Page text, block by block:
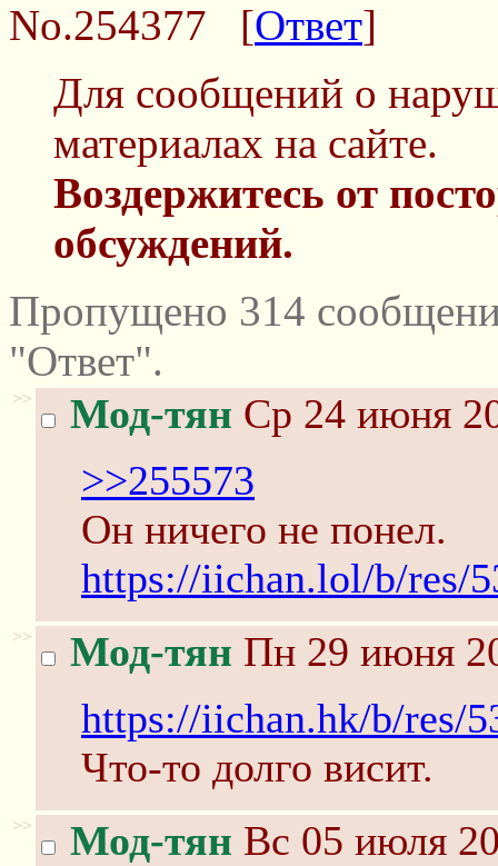
No.254377 [Ответ]
Для сообщений о
материалах на сайте.
Воздержитесь от
обсуждений.
Пропущено 314
"Ответ".
>> Мод-тян Ср 24 июня
>>255573
Он ничего не понел.
https://iichan.lol/b/res/
>> Мод-тян Пн 29 июня
https://iichan.hk/b/res/
Что-то долго висит.
>> Мод-тян Вс 05 июля